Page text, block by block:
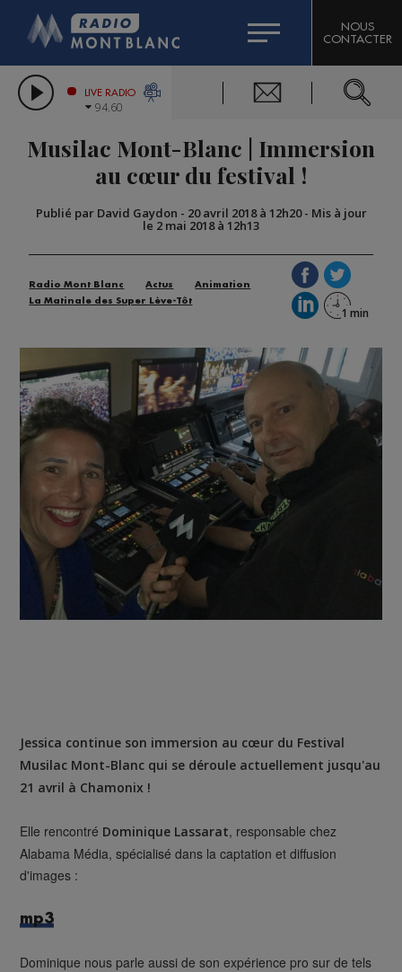
LES CHRONIQUES DE L'EXPERT
CITIZEN MACHINERY
GRAND MASSIF DOMAINES SKIABLES
BIGARD
COMPAGNIE DU MONT-BLANC
NOUS
CONTACTER
LIVE RADIO
94.60
Musilac Mont-Blanc | Immersion
au cœur du festival !
Publié par David Gaydon - 20 avril 2018 à 12h20- Mis à jour
le 2 mai 2018 à 12h13
Radio Mont Blanc Actus
Animation
La Matinale des Super Lève-Tôt
Jessica continue son immersion au cœur du Festival
Musilac Mont-Blanc qui se déroule actuellement jusqu'au
21 avril à Chamonix !
Elle rencontré Dominique Lassarat, responsable chez
Alabama Média, spécialisé dans la captation et diffusion
d'images :
mp3
Dominique nous parle aussi de son expérience pro sur de tels